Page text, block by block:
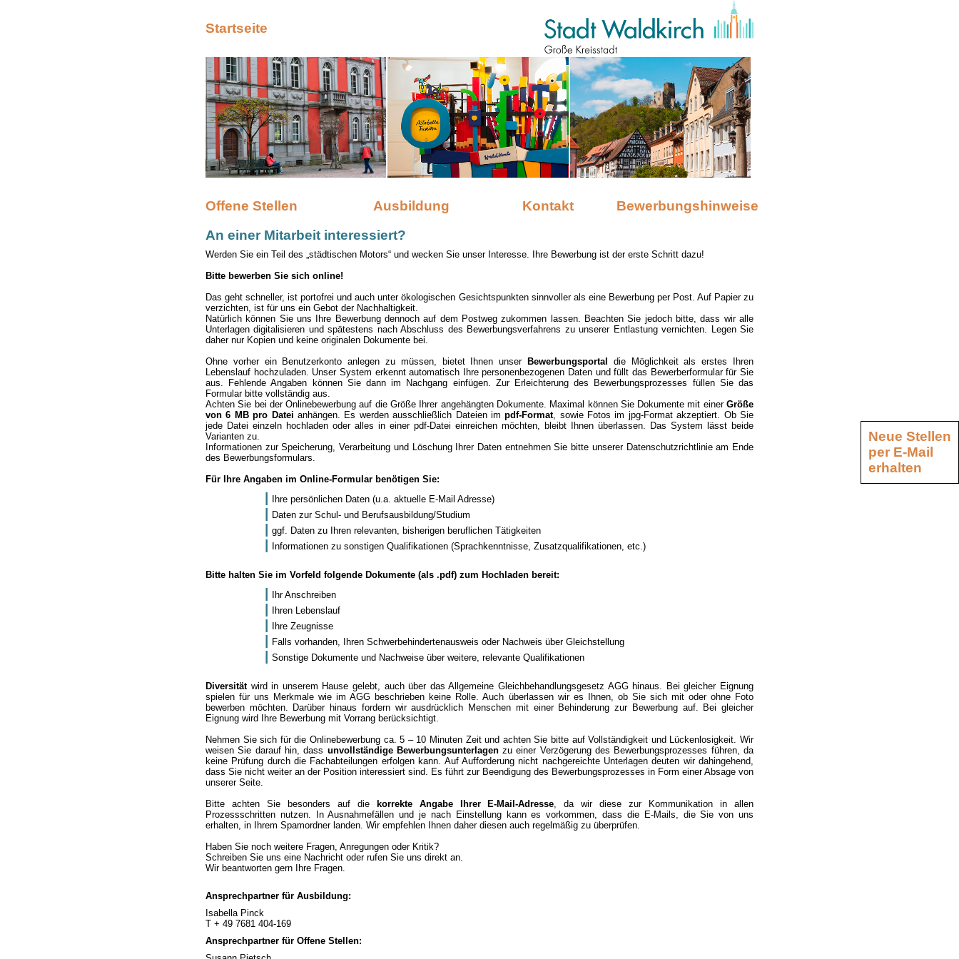
Startseite
Offene Stellen Ausbildung Kontakt
Bewerbungshinweise
An einer Mitarbeit interessiert?
Werden Sie ein Teil des „städtischen Motors“ und wecken Sie unser Interesse. Ihre Bewerbung ist der erste Schritt dazu!
Bitte bewerben Sie sich online!
Das geht schneller, ist portofrei und auch unter ökologischen Gesichtspunkten sinnvoller als eine Bewerbung per Post. Auf Papier zu
verzichten, ist für uns ein Gebot der Nachhaltigkeit.
Natürlich können Sie uns Ihre Bewerbung dennoch auf dem Postweg zukommen lassen. Beachten Sie jedoch bitte, dass wir alle
Unterlagen digitalisieren und spätestens nach Abschluss des Bewerbungsverfahrens zu unserer Entlastung vernichten. Legen Sie
daher nur Kopien und keine originalen Dokumente bei.
Ohne vorher ein Benutzerkonto anlegen zu müssen, bietet Ihnen unser Bewerbungsportal
die Möglichkeit als erstes Ihren
Lebenslauf hochzuladen. Unser System erkennt automatisch Ihre personenbezogenen Daten und füllt das Bewerberformular für Sie
aus. Fehlende Angaben können Sie dann im Nachgang einfügen. Zur Erleichterung des Bewerbungsprozesses füllen Sie das
Formular bitte vollständig aus.
Achten Sie bei der Onlinebewerbung auf die Größe Ihrer angehängten Dokumente. Maximal können Sie Dokumente mit einer Größe
von 6 MB pro Datei anhängen. Es werden ausschließlich Dateien impdf-Format, sowie Fotos im jpg-Format akzeptiert. Ob Sie
jede Datei einzeln hochladen oder alles in einer pdf-Datei einreichen möchten, bleibt Ihnen überlassen. Das System lässt beide
Varianten zu.
Informationen zur Speicherung, Verarbeitung und Löschung Ihrer Daten entnehmen Sie bitte unserer Datenschutzrichtlinie am Ende
des Bewerbungsformulars.
Für Ihre Angaben im Online-Formular benötigen Sie:
Ihre persönlichen Daten (u.a. aktuelle E-Mail Adresse)
Daten zur Schul- und Berufsausbildung/Studium
ggf. Daten zu Ihren relevanten, bisherigen beruflichen Tätigkeiten
Informationen zu sonstigen Qualifikationen (Sprachkenntnisse, Zusatzqualifikationen, etc.)
Bitte halten Sie im Vorfeld folgende Dokumente (als .pdf) zum Hochladen bereit:
Ihr Anschreiben
Ihren Lebenslauf
Ihre Zeugnisse
Falls vorhanden, Ihren Schwerbehindertenausweis oder Nachweis über Gleichstellung
Sonstige Dokumente und Nachweise über weitere, relevante Qualifikationen
Diversitätwird in unserem Hause gelebt, auch über das Allgemeine Gleichbehandlungsgesetz AGG hinaus. Bei gleicher Eignung
spielen für uns Merkmale wie im AGG beschrieben keine Rolle. Auch überlassen wir es Ihnen, ob Sie sich mit oder ohne Foto
bewerben möchten. Darüber hinaus fordern wir ausdrücklich Menschen mit einer Behinderung zur Bewerbung auf. Bei gleicher
Eignung wird Ihre Bewerbung mit Vorrang berücksichtigt.
Nehmen Sie sich für die Onlinebewerbung ca. 5 – 10 Minuten Zeit und achten Sie bitte auf Vollständigkeit und Lückenlosigkeit. Wir
weisen Sie darauf hin, dass unvollständige Bewerbungsunterlagenzu einer Verzögerung des Bewerbungsprozesses führen, da
keine Prüfung durch die Fachabteilungen erfolgen kann. Auf Aufforderung nicht nachgereichte Unterlagen deuten wir dahingehend,
dass Sie nicht weiter an der Position interessiert sind. Es führt zur Beendigung des Bewerbungsprozesses in Form einer Absage von
unserer Seite.
Bitte achten Sie besonders auf die
korrekte Angabe Ihrer E-Mail-Adresse, da wir diese zur Kommunikation in allen
Prozessschritten nutzen. In Ausnahmefällen und je nach Einstellung kann es vorkommen, dass die E-Mails, die Sie von uns
erhalten, in Ihrem Spamordner landen. Wir empfehlen Ihnen daher diesen auch regelmäßig zu überprüfen.
Haben Sie noch weitere Fragen, Anregungen oder Kritik?
Schreiben Sie uns eine Nachricht oder rufen Sie uns direkt an.
Wir beantworten gern Ihre Fragen.
Ansprechpartner für Ausbildung:
Isabella Pinck
T + 49 7681 404-169
Ansprechpartner für Offene Stellen:
Neue Stellen
per E-Mail
erhalten